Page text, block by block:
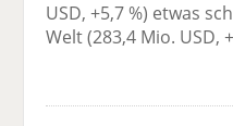
USD, +5,7 %) etwas
Welt (283,4 Mio. USD,